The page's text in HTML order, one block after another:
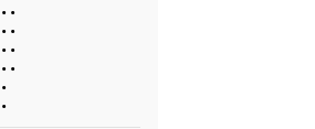
• •
• •
• •
• •
•
•